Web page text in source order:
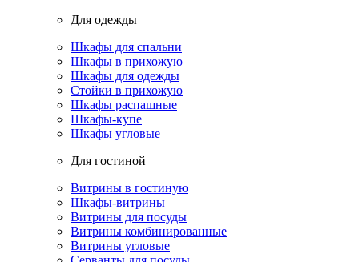
Для одежды
Шкафы для спальни
Шкафы в прихожую
Шкафы для одежды
Стойки в прихожую
Шкафы распашные
Шкафы-купе
Шкафы угловые
Для гостиной
Витрины в гостиную
Шкафы-витрины
Витрины для посуды
Витрины комбинированные
Витрины угловые